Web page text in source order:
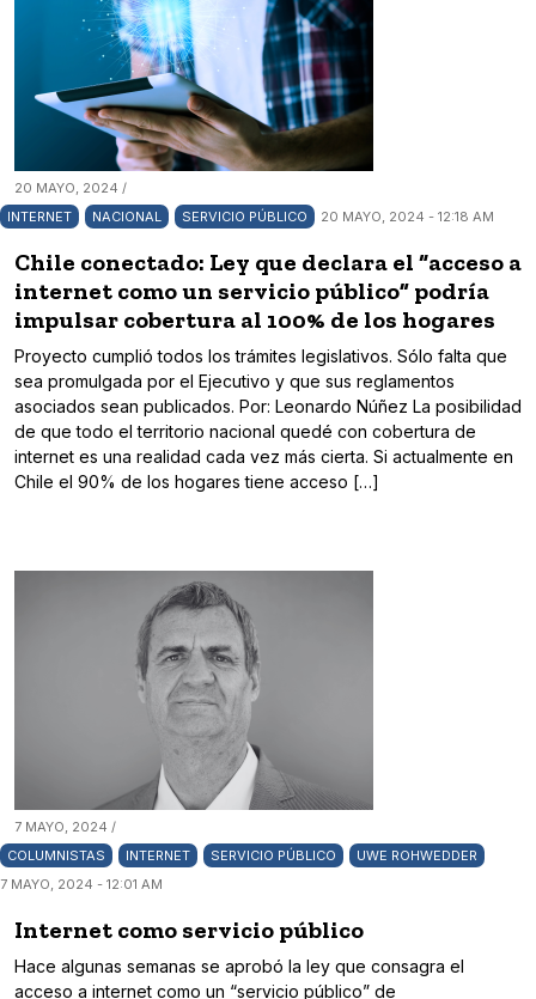
20 MAYO, 2024 /
INTERNET
NACIONAL SERVICIO PÚBLICO 20 MAYO, 2024 - 12:18 AM
Chile conectado: Ley que declara el “acceso a
internet como un servicio público” podría
impulsar cobertura al 100% de los hogares
Proyecto cumplió todos los trámites legislativos. Sólo falta que
sea promulgada por el Ejecutivo y que sus reglamentos
asociados sean publicados. Por: Leonardo Núñez La posibilidad
de que todo el territorio nacional quedé con cobertura de
internet es una realidad cada vez más cierta. Si actualmente en
Chile el 90% de los hogares tiene acceso […]
7 MAYO, 2024 /
COLUMNISTAS
INTERNET SERVICIO PÚBLICO
UWE ROHWEDDER
7 MAYO, 2024 - 12:01 AM
Internet como servicio público
Hace algunas semanas se aprobó la ley que consagra el
acceso a internet como un “servicio público” de